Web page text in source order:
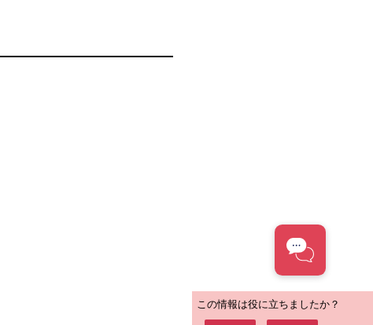
この情報は役に立ちましたか？